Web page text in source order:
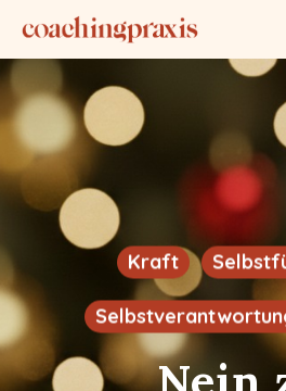
main
content
Kraft
Nein